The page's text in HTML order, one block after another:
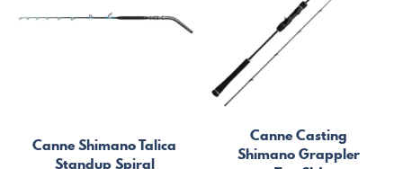
Canne Shimano Talica
Standup Spiral
Canne Casting
Shimano Grappler